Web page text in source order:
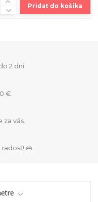
Pridať do košíka
2 dní.
€.
vás.
radosť! 👜